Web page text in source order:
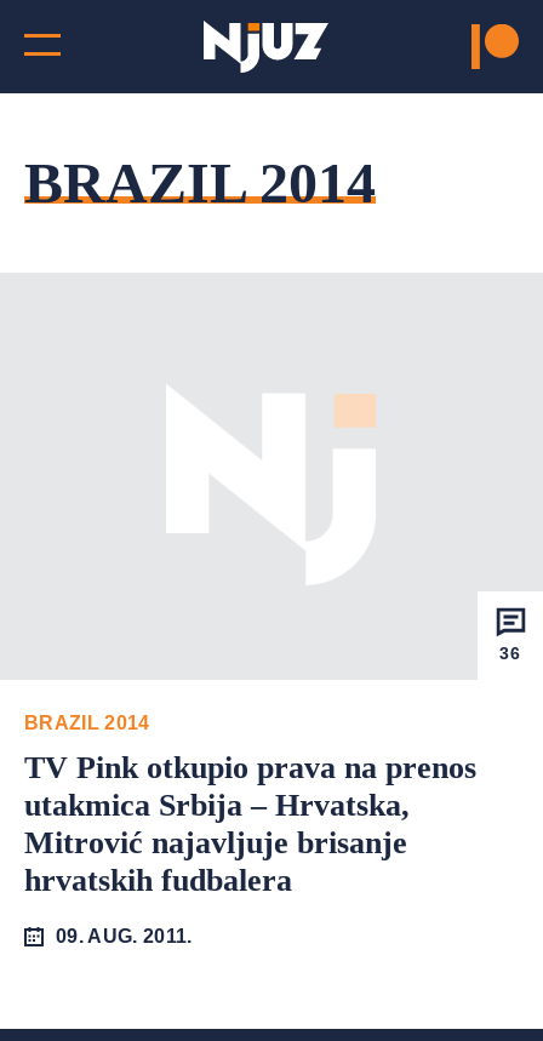
BRAZIL 2014
36
BRAZIL 2014
TV Pink otkupio prava na prenos
utakmica Srbija – Hrvatska,
Mitrović najavljuje brisanje
hrvatskih fudbalera
09. AUG. 2011.